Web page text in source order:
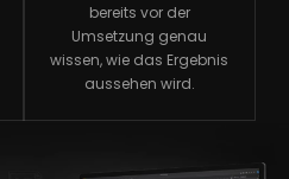
bereits vor der
Umsetzung genau
wissen, wie das Ergebnis
aussehen wird.